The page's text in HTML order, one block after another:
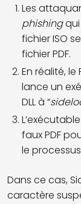
Les
phishing
fichier ISO
fichier PDF.
En réalité, le
lance un
DLL à “
faux PDF
le
Dans ce cas,
caractère